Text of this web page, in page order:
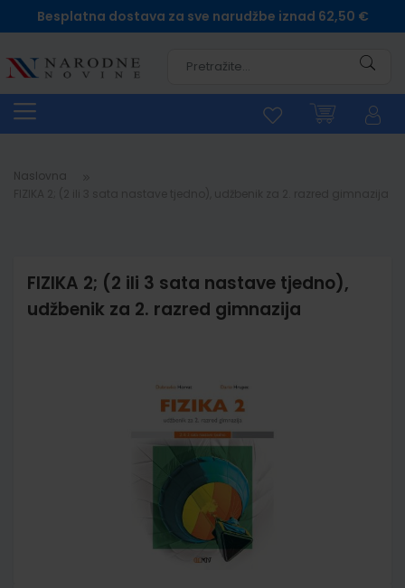
Besplatna dostava za sve narudžbe iznad 62,50 €
Naslovna
FIZIKA 2; (2 ili 3 sata nastave tjedno),
udžbenik za 2. razred gimnazija